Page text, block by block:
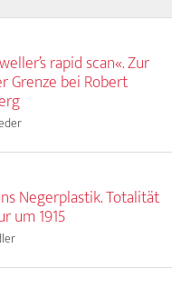
rapid scan«. Zur
Grenze bei Robert
Negerplastik. Totalität
um 1915